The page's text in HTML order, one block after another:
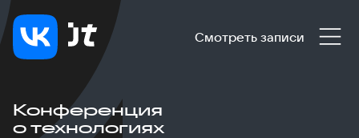
Смотреть записи
Конференция
о технологиях